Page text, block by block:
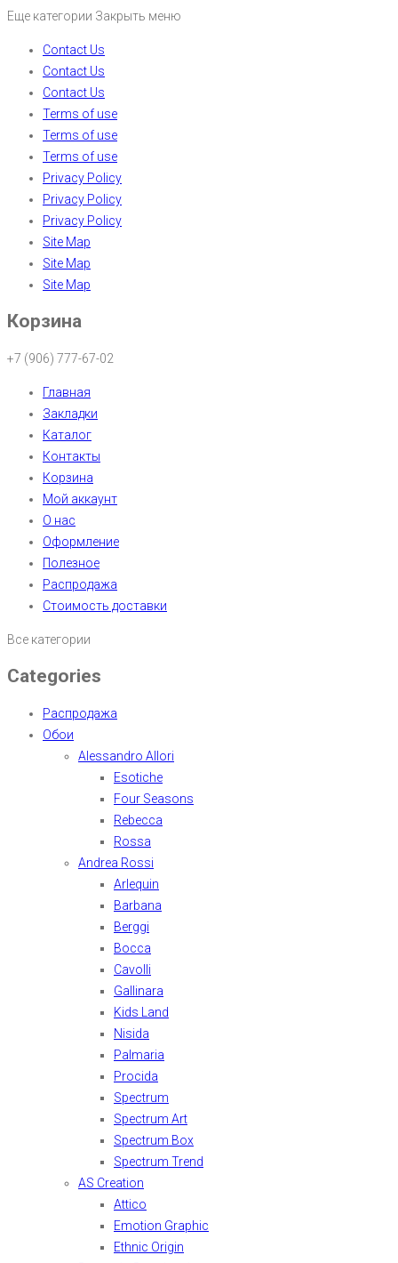
Еще категории Закрыть меню
Contact Us
Contact Us
Contact Us
Terms of use
Terms of use
Terms of use
Privacy Policy
Privacy Policy
Privacy Policy
Site Map
Site Map
Site Map
Корзина
+7 (906) 777-67-02
Главная
Закладки
Каталог
Контакты
Корзина
Мой аккаунт
О нас
Оформление
Полезное
Распродажа
Стоимость доставки
Все категории
Categories
Распродажа
Обои
Alessandro Allori
Esotiche
Four Seasons
Rebecca
Rossa
Andrea Rossi
Arlequin
Barbana
Berggi
Bocca
Cavolli
Gallinara
Kids Land
Nisida
Palmaria
Procida
Spectrum
Spectrum Art
Spectrum Box
Spectrum Trend
AS Creation
Attico
Emotion Graphic
Ethnic Origin